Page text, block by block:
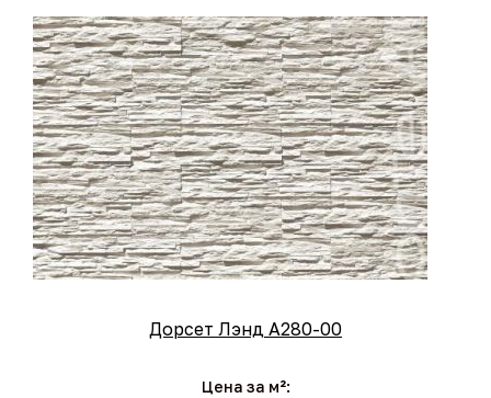
Дорсет Лэнд А280-00
Цена за м²: